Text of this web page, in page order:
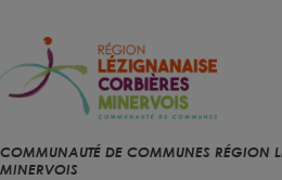
COMMUNAUTÉ DE COMMUNES RÉGION
MINERVOIS